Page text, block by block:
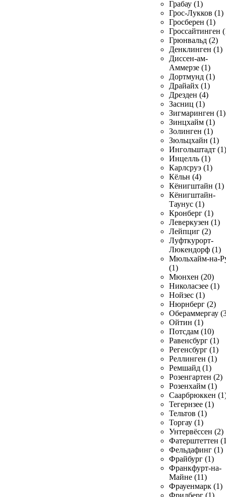
Грабау (1)
Грос-Лукков (1)
Гросберен (1)
Гроссайтинген
Грюнвальд (2)
Денклинген (1)
Диссен-ам-
Аммерзе (1)
Дортмунд (1)
Драйайх (1)
Дрезден (4)
Засниц (1)
Зигмаринген (1)
Зинцхайм (1)
Золинген (1)
Зюльцхайн (1)
Ингольштадт (1)
Инцелль (1)
Карлсруэ (1)
Кёльн (4)
Кёнигштайн (1)
Кёнигштайн-
Таунус (1)
Кронберг (1)
Леверкузен (1)
Лейпциг (2)
Луфткурорт-
Люкендорф (1)
Мюльхайм-на-
(1)
Мюнхен (20)
Николасзее (1)
Нойзес (1)
Нюрнберг (2)
Обераммергау
Ойтин (1)
Потсдам (10)
Равенсбург (1)
Регенсбург (1)
Реллинген (1)
Ремшайд (1)
Розенгартен (2)
Розенхайм (1)
Саарбрюккен
Тегернзее (1)
Тельтов (1)
Торгау (1)
Унтервёссен (2)
Фатерштеттен
Фельдафинг (1)
Фрайбург (1)
Франкфурт-на-
Майне (11)
Фрауенмарк (1)
Фридберг (1)